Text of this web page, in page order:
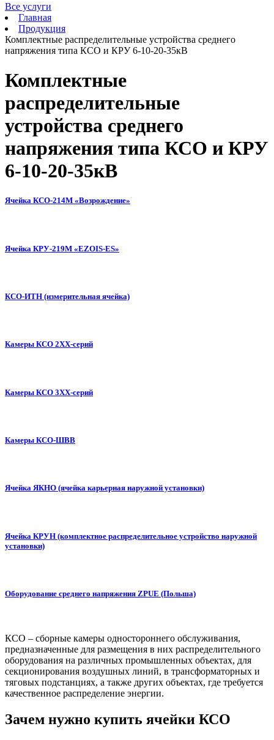
Все услуги
Главная
Продукция
Комплектные распределительные устройства среднего
напряжения типа КСО и КРУ 6-10-20-35кВ
Комплектные
распределительные
устройства среднего
напряжения типа КСО и КРУ
6-10-20-35кВ
Ячейка КСО-214М «Возрождение»
Ячейка КРУ-219М «EZOIS-ES»
КСО-ИТН (измерительная ячейка)
Камеры КСО 2ХХ-серий
Камеры КСО 3ХХ-серий
Камеры КСО-ШВВ
Ячейка ЯКНО (ячейка карьерная наружной установки)
Ячейка КРУН (комплектное распределительное устройство наружной
установки)
Оборудование среднего напряжения ZPUE (Польша)
КСО – сборные камеры одностороннего обслуживания,
предназначенные для размещения в них распределительного
оборудования на различных промышленных объектах, для
секционирования воздушных линий, в трансформаторных и
тяговых подстанциях, а также других объектах, где требуется
качественное распределение энергии.
Зачем нужно купить ячейки КСО